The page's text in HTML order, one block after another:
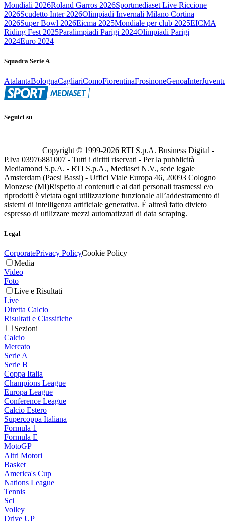
Mondiali 2026Roland Garros 2026Sportmediaset Live Riccione
2026Scudetto Inter 2026Olimpiadi Invernali Milano Cortina
2026Super Bowl 2026Eicma 2025Mondiale per club 2025EICMA
Riding Fest 2025Paralimpiadi Parigi 2024Olimpiadi Parigi
2024Euro 2024
Squadra Serie A
AtalantaBolognaCagliariComoFiorentinaFrosinoneGenoaInter
Seguici su
Copyright © 1999-2026 RTI S.p.A. Business Digital -
P.Iva 03976881007 - Tutti i diritti riservati - Per la pubblicità
Mediamond S.p.A. - RTI S.p.A., Mediaset N.V., sede legale
Amsterdam (Paesi Bassi) - Uffici Viale Europa 46, 20093 Cologno
Monzese (MI)Rispetto ai contenuti e ai dati personali trasmessi e/o
riprodotti è vietata ogni utilizzazione funzionale all’addestramento di
sistemi di intelligenza artificiale generativa. È altresì fatto divieto
espresso di utilizzare mezzi automatizzati di data scraping.
Legal
CorporatePrivacy PolicyCookie Policy
Media
Video
Foto
Live e Risultati
Live
Diretta Calcio
Risultati e Classifiche
Sezioni
Calcio
Mercato
Serie A
Serie B
Coppa Italia
Champions League
Europa League
Conference League
Calcio Estero
Supercoppa Italiana
Formula 1
Formula E
MotoGP
Altri Motori
Basket
America's Cup
Nations League
Tennis
Sci
Volley
Drive UP